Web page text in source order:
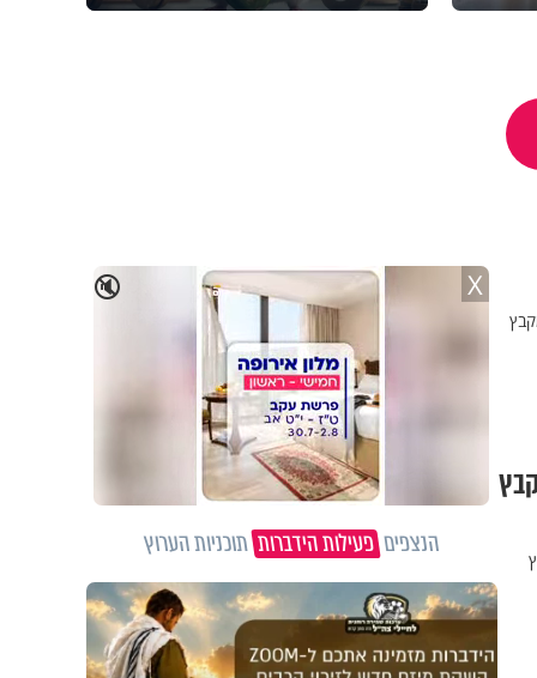
🔇 X
הנצפיםפעילות הידברותתוכניות הערוץ